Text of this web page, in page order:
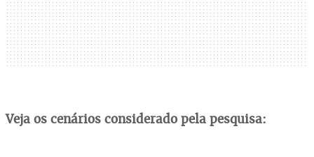
Veja os cenários considerado pela pesquisa: